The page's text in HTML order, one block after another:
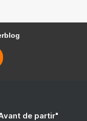
de partir"